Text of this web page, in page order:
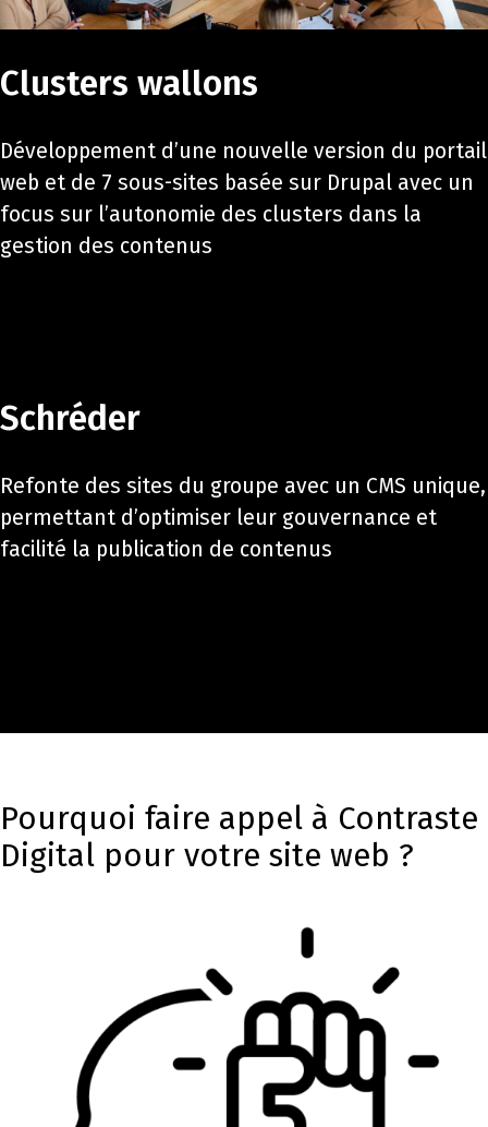
Clusters wallons
Développement d’une nouvelle version du portail
web et de 7 sous-sites basée sur Drupal avec un
focus sur l’autonomie des clusters dans la
gestion des contenus
Schréder
Refonte des sites du groupe avec un CMS unique,
permettant d’optimiser leur gouvernance et
facilité la publication de contenus
Pourquoi faire appel à Contraste
Digital pour votre site web ?